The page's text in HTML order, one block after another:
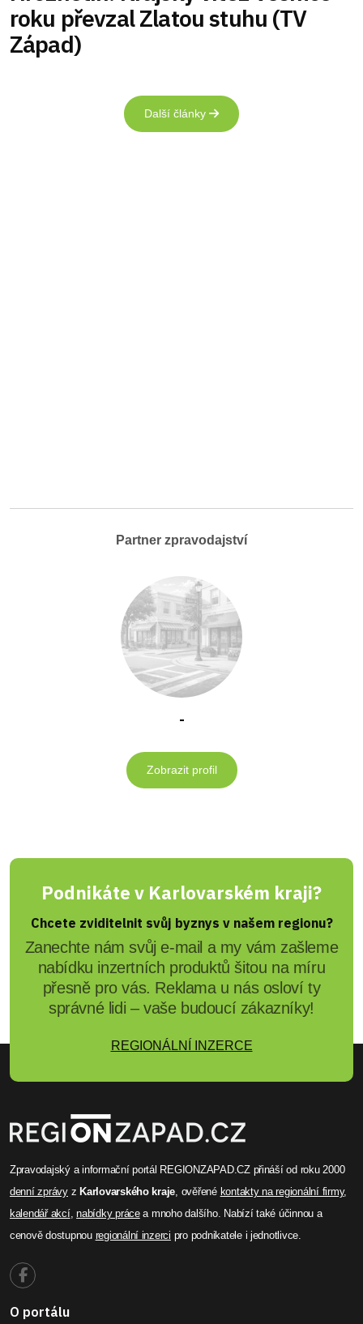
roku převzal Zlatou stuhu (TV
Západ)
Další články
Partner zpravodajství
-
Zobrazit profil
Podnikáte v Karlovarském kraji?
Chcete zviditelnit svůj byznys v našem regionu?
Zanechte nám svůj e-mail a my vám zašleme
nabídku inzertních produktů šitou na míru
přesně pro vás. Reklama u nás osloví ty
správné lidi – vaše budoucí zákazníky!
REGIONÁLNÍ INZERCE
Zpravodajský a informační portál REGIONZAPAD.CZ přináší od roku 2000
denní zprávyz Karlovarského kraje, ověřené kontakty na regionální firmy,
kalendář akcí,nabídky prácea mnoho dalšího. Nabízí také účinnou a
cenově dostupnou regionální inzerci pro podnikatele i jednotlivce.
O portálu